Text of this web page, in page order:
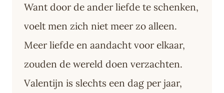
Want door de ander liefde te schenken,
voelt men zich niet meer zo alleen.
Meer liefde en aandacht voor elkaar,
zouden de wereld doen verzachten.
Valentijn is slechts een dag per jaar,